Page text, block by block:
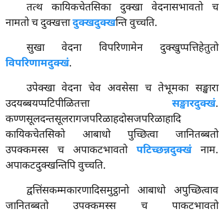
तत्थ कायिकचेतसिका दुक्खा वेदनासभावतो च
नामतो च दुक्खत्तादुक्खदुक्खन्ति वुच्चति.
सुखा वेदना विपरिणामेन दुक्खुप्पत्तिहेतुतो
विपरिणामदुक्खं.
उपेक्खा वेदना चेव अवसेसा च तेभूमका सङ्खारा
उदयब्बयप्पटिपीळितत्ता सङ्खारदुक्खं.
कण्णसूलदन्तसूलरागजपरिळाहदोसजपरिळाहादि
कायिकचेतसिको आबाधो पुच्छित्वा जानितब्बतो
उपक्कमस्स च अपाकटभावतो पटिच्छन्नदुक्खंनाम.
अपाकटदुक्खन्तिपि वुच्चति.
द्वत्तिंसकम्मकारणादिसमुट्ठानो आबाधो अपुच्छित्वाव
जानितब्बतो उपक्कमस्स च पाकटभावतो